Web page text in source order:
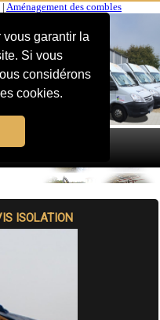
garantir la
Si vous
considérons
cookies.
Aménagement des combles
ISOLATION